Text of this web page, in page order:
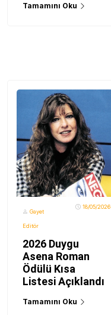
Tamamını Oku
Gayet
Editör
18/05/2026
2026 Duygu
Asena Roman
Ödülü Kısa
Listesi Açıklandı
Tamamını Oku